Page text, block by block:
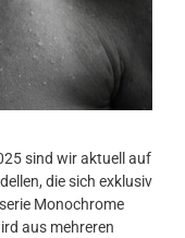
sind wir aktuell auf
die sich exklusiv
Monochrome
aus mehreren